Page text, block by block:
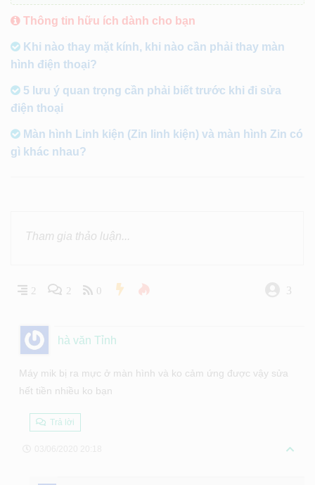
Thông tin hữu ích dành cho bạn
Khi nào thay mặt kính, khi nào cần phải thay màn
hình điện thoại?
5 lưu ý quan trọng cần phải biết trước khi đi sửa
điện thoại
Màn hình Linh kiện (Zin linh kiện) và màn hình Zin có
gì khác nhau?
2 2 0 3
hà văn Tỉnh
Máy mik bị ra mực ở màn hình và ko cảm ứng được vậy sửa
hết tiền nhiều ko bạn
Trả lời